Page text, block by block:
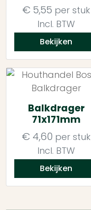
€ 5,55 per stuk
Incl. BTW
Bekijken
Balkdrager
71x171mm
€ 4,60 per stuk
Incl. BTW
Bekijken